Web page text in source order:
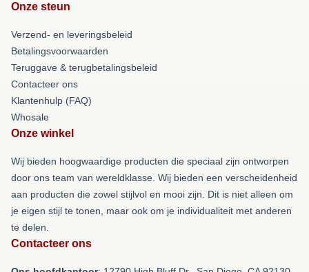
Onze steun
Verzend- en leveringsbeleid
Betalingsvoorwaarden
Teruggave & terugbetalingsbeleid
Contacteer ons
Klantenhulp (FAQ)
Whosale
Onze winkel
Wij bieden hoogwaardige producten die speciaal zijn ontworpen
door ons team van wereldklasse. Wij bieden een verscheidenheid
aan producten die zowel stijlvol en mooi zijn. Dit is niet alleen om
je eigen stijl te tonen, maar ook om je individualiteit met anderen
te delen.
Contacteer ons